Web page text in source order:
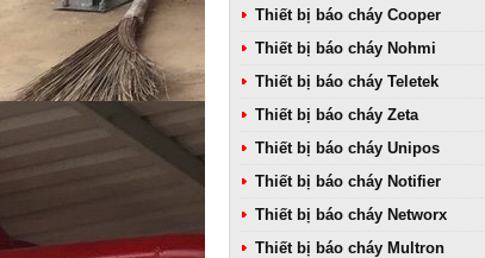
Thiết bị báo cháy Cooper
Thiết bị báo cháy Nohmi
Thiết bị báo cháy Teletek
Thiết bị báo cháy Zeta
Thiết bị báo cháy Unipos
Thiết bị báo cháy Notifier
Thiết bị báo cháy Networx
Thiết bị báo cháy Multron